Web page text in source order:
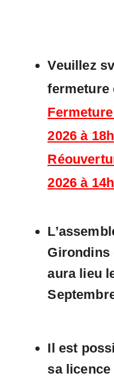
Veuillez
fermeture
2026 à 18h
2026 à 14h
Girondins
aura lieu
Il est
sa